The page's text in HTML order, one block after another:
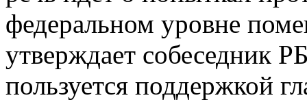
федеральном уровне
утверждает собеседник
пользуется поддержкой